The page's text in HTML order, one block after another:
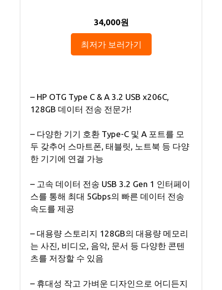
34,000원
최저가 보러가기
– HP OTG Type C & A 3.2 USB x206C,
128GB 데이터 전송 전문가!
– 다양한 기기 호환 Type-C 및 A 포트를 모
두 갖추어 스마트폰, 태블릿, 노트북 등 다양
한 기기에 연결 가능
– 고속 데이터 전송 USB 3.2 Gen 1 인터페이
스를 통해 최대 5Gbps의 빠른 데이터 전송
속도를 제공
– 대용량 스토리지 128GB의 대용량 메모리
는 사진, 비디오, 음악, 문서 등 다양한 콘텐
츠를 저장할 수 있음
– 휴대성 작고 가벼운 디자인으로 어디든지